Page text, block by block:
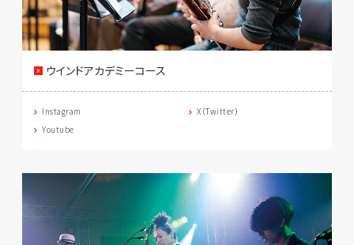
ウインドアカデミーコース
Instagram
X（Twitter）
Youtube